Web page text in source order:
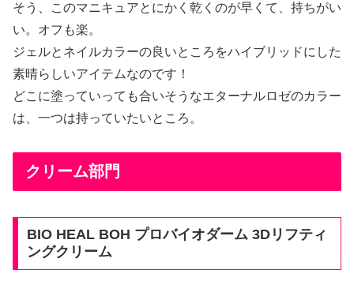
そう、このマニキュアとにかく乾くのが早くて、持ちがい
い。オフも楽。
ジェルとネイルカラーの良いところをハイブリッドにした
素晴らしいアイテムなのです！
どこに塗っていっても合いそうなエターナルロゼのカラー
は、一つは持っていたいところ。
クリーム部門
BIO HEAL BOH プロバイオダーム 3Dリフティ
ングクリーム